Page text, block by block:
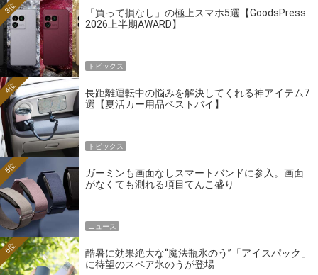
「買って損なし」の極上スマホ5選【GoodsPress
2026上半期AWARD】
3位
トピックス
長距離運転中の悩みを解決してくれる神アイテム7
選【夏活カー用品ベストバイ】
4位
トピックス
ガーミンも画面なしスマートバンドに参入。画面
がなくても測れる項目てんこ盛り
5位
ニュース
酷暑に効果絶大な“魔法瓶氷のう”「アイスパック」
に待望のスペア氷のうが登場
6位